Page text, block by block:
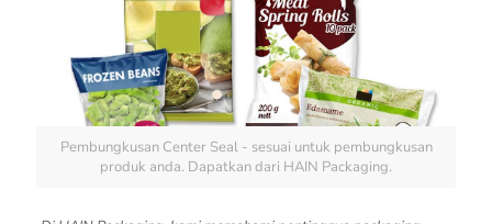
Pembungkusan Center Seal - sesuai untuk pembungkusan
produk anda. Dapatkan dari HAIN Packaging.